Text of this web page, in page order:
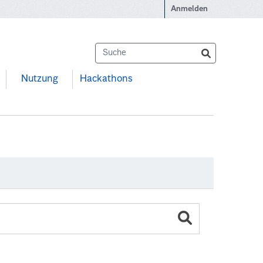
Anmelden
Nutzung Hackathons